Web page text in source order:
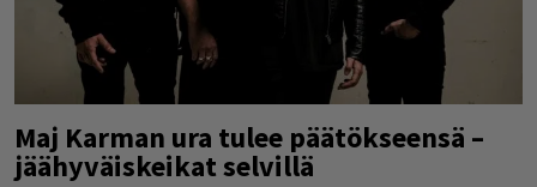
Maj Karman ura tulee päätökseensä –
jäähyväiskeikat selvillä